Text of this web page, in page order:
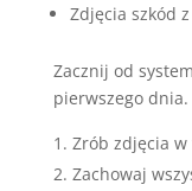
Zdjęcia szkód
Zacznij od
pierwszego dnia.
Zrób zdjęcia
Zachowaj